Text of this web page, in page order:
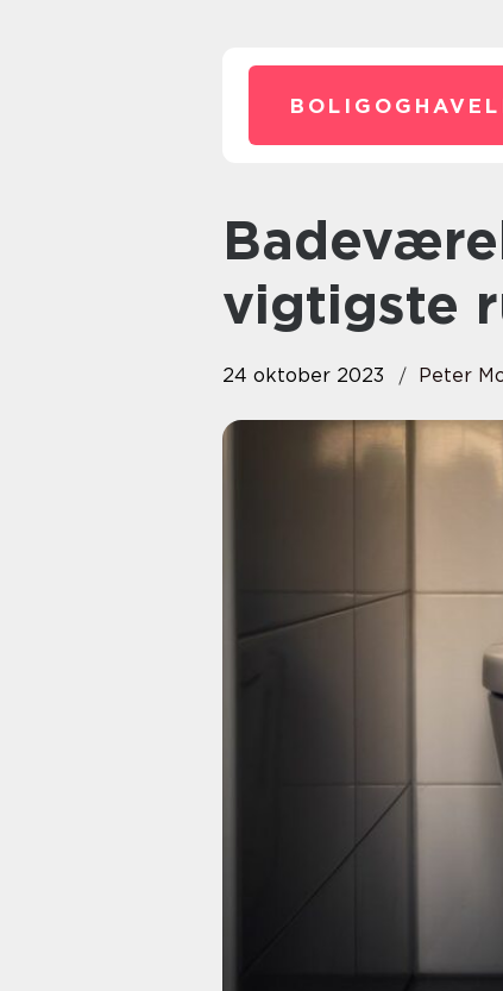
Badeværelset er et af de
vigtigste
24 oktober 2023 Peter